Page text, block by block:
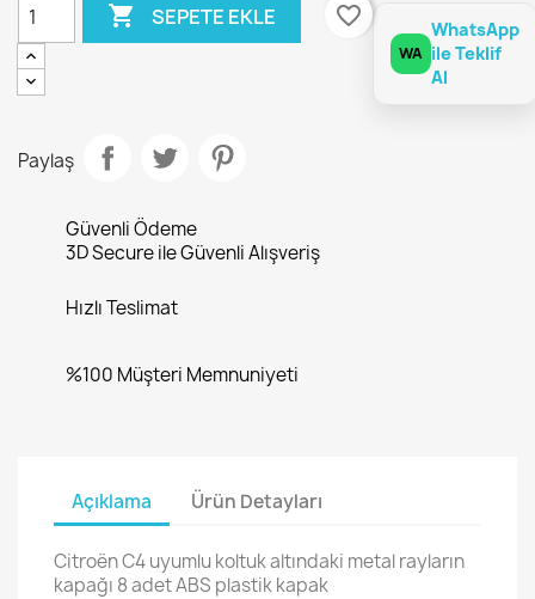
 SEPETE EKLE favorite_border
WA
WhatsApp
ile Teklif
Al
Paylaş
Güvenli Ödeme
3D Secure ile Güvenli Alışveriş
Hızlı Teslimat
%100 Müşteri Memnuniyeti
Açıklama Ürün Detayları
Citroën C4 uyumlu koltuk altındaki metal rayların
kapağı 8 adet ABS plastik kapak